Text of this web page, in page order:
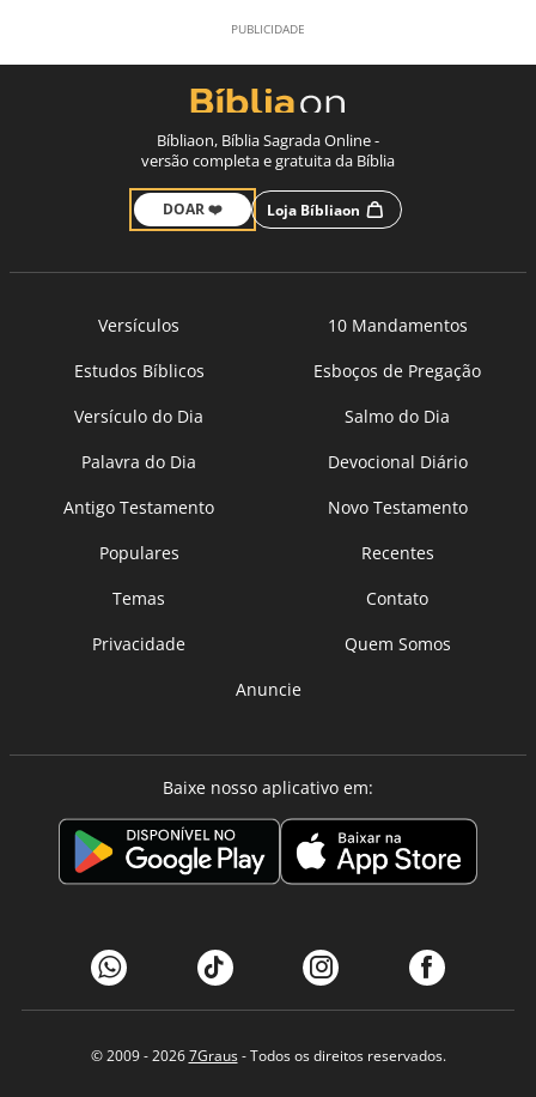
Bíbliaon, Bíblia Sagrada Online -
versão completa e gratuita da Bíblia
DOAR ❤️ Loja Bíbliaon
Versículos
10 Mandamentos
Estudos Bíblicos
Esboços de Pregação
Versículo do Dia
Salmo do Dia
Palavra do Dia
Devocional Diário
Antigo Testamento
Novo Testamento
Populares
Recentes
Temas
Contato
Privacidade
Quem Somos
Anuncie
Baixe nosso aplicativo em:
© 2009 - 20267Graus- Todos os direitos reservados.